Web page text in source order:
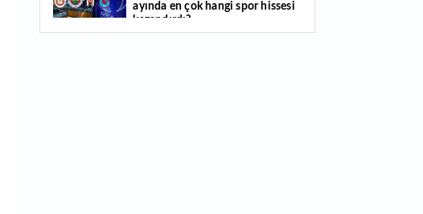
16:01 Hafta sonu hava nasıl olacak?
ayında en çok hangi spor hissesi
kazandırdı?